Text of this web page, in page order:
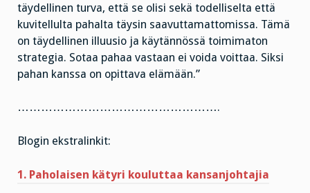
täydellinen turva, että se olisi sekä todelliselta että
kuvitellulta pahalta täysin saavuttamattomissa. Tämä
on täydellinen illuusio ja käytännössä toimimaton
strategia. Sotaa pahaa vastaan ei voida voittaa. Siksi
pahan kanssa on opittava elämään.”
…………………………………………….
Blogin ekstralinkit:
1. Paholaisen kätyri kouluttaa kansanjohtajia